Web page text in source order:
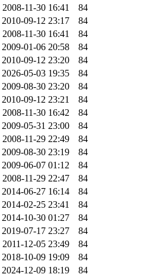
2008-11-30 16:41
84
2010-09-12 23:17
84
2008-11-30 16:41
84
2009-01-06 20:58
84
2010-09-12 23:20
84
2026-05-03 19:35
84
2009-08-30 23:20
84
2010-09-12 23:21
84
2008-11-30 16:42
84
2009-05-31 23:00
84
2008-11-29 22:49
84
2009-08-30 23:19
84
2009-06-07 01:12
84
2008-11-29 22:47
84
2014-06-27 16:14
84
2014-02-25 23:41
84
2014-10-30 01:27
84
2019-07-17 23:27
84
2011-12-05 23:49
84
2018-10-09 19:09
84
2024-12-09 18:19
84